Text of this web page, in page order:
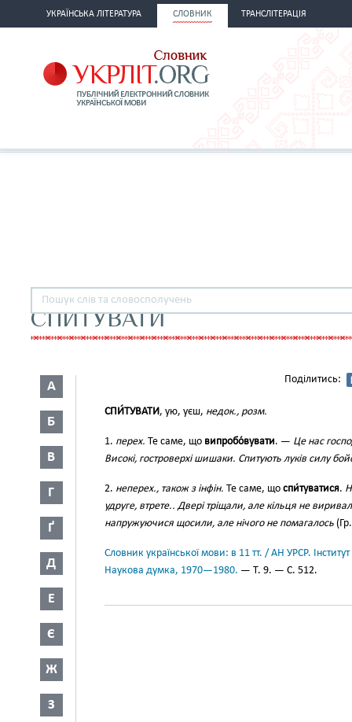
УКРАЇНСЬКА ЛІТЕРАТУРА СЛОВНИК ТРАНСЛІТЕРАЦІЯ
СПИТУВАТИ
А
Б
В
Г
Ґ
Д
Е
Є
Ж
З
Поділитись:
СПИ́ТУВАТИ, ую, уєш, недок., розм.
1. перех. Те саме, що випробо́вувати. — Це нас
Високі, гостроверхі шишаки. Спитують луків силу
2. неперех., також з інфін. Те саме, що спи́туватися.
удруге, втрете.. Двері тріщали, але кільця не
напружуючися щосили, але нічого не помагалось
Словник української мови: в 11 тт. / АН УРСР.
Наукова думка, 1970—1980. — Т. 9. — С. 512.